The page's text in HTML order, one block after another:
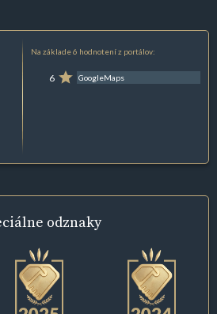
Na základe 6 hodnotení z portálov:
6 GoogleMaps
odznaky